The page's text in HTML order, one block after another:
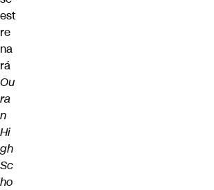
est
re
na
rá
Ou
ra
n
Hi
gh
Sc
ho